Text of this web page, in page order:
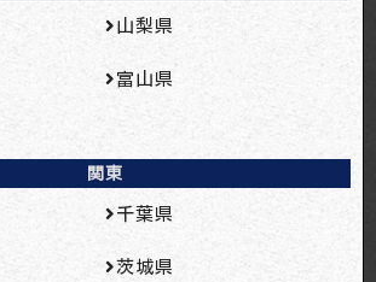
山梨県
富山県
関東
千葉県
茨城県